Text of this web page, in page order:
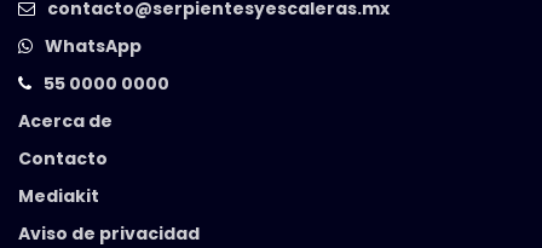
contacto@serpientesyescaleras.mx
WhatsApp
55 0000 0000
Acerca de
Contacto
Mediakit
Aviso de privacidad